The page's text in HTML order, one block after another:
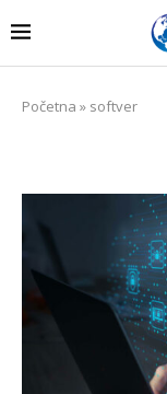
Početna » softver